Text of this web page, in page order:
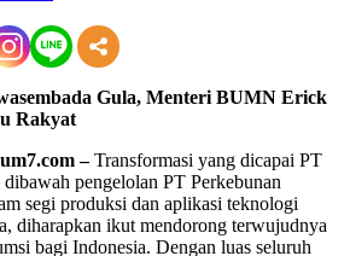
Gula, Menteri BUMN Erick
Rakyat
–Transformasi yang dicapai PT
pengelolan PT Perkebunan
segi produksi dan aplikasi teknologi
diharapkan ikut mendorong terwujudnya
bagi Indonesia. Dengan luas seluruh